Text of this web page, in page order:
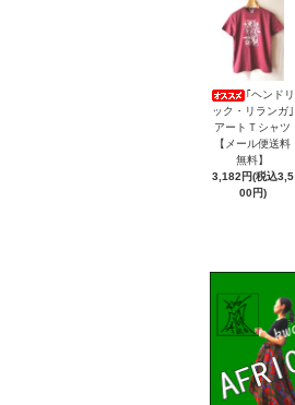
｢ヘンドリ
ック・リランガ｣
アートＴシャツ
【メール便送料
無料】
3,182円(税込3,5
00円)